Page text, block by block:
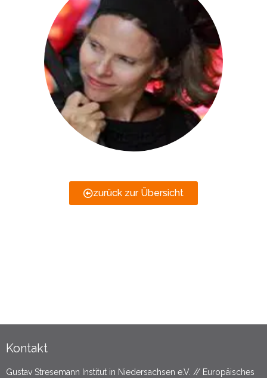
zurück zur Übersicht
Kontakt
Gustav Stresemann Institut in Niedersachsen e.V. // Europäisches